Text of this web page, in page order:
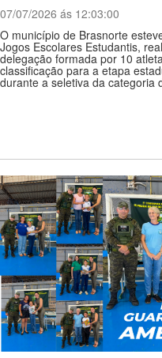
07/07/2026 ás 12:03:00
O município de Brasnorte
Jogos Escolares Estudantis,
delegação formada por 10
classificação para a etapa
durante a seletiva da categoria